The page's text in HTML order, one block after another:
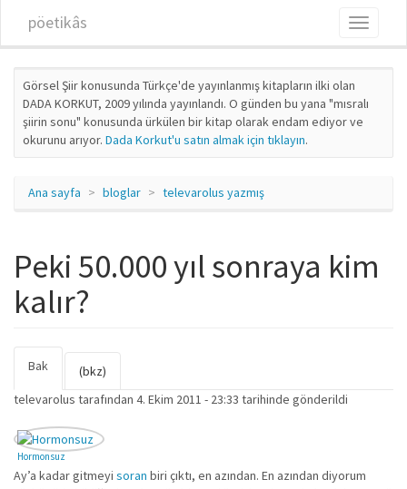
pöetikâs
Toggle
Görsel Şiir konusunda Türkçe'de yayınlanmış kitapların ilki olan
DADA KORKUT, 2009 yılında yayınlandı. O günden bu yana "mısralı
şiirin sonu" konusunda ürkülen bir kitap olarak endam ediyor ve
okurunu arıyor. Dada Korkut'u satın almak için tıklayın.
Ana sayfa bloglar televarolus yazmış
Peki 50.000 yıl sonraya kim
kalır?
Birincil sekmeler
Bak
sekme)
(bkz)
televarolus tarafından 4. Ekim 2011 - 23:33 tarihinde gönderildi
Hormonsuz
Ay’a kadar gitmeyi soran biri çıktı, en azından. En azından diyorum